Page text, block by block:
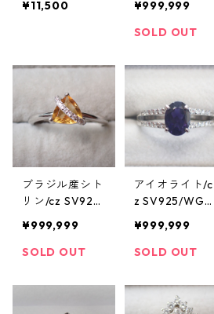
¥11,500
ッキリング 4.1g
9.5号/8x4mm
¥999,999
SOLD OUT
ブラジル産シト
リン/cz SV925/
リング 2.1g 16
号
¥999,999
SOLD OUT
アイオライト/c
z SV925/WGメ
g 16号
¥999,999
SOLD OUT